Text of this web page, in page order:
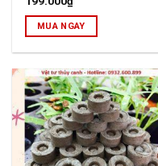
MUA NGAY